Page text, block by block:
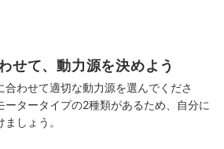
せて、動力源を決めよう
わせて適切な動力源を選んでくださ
ータータイプの2種類があるため、自分に
しょう。